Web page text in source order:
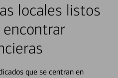
locales listos
encontrar
que se centran en